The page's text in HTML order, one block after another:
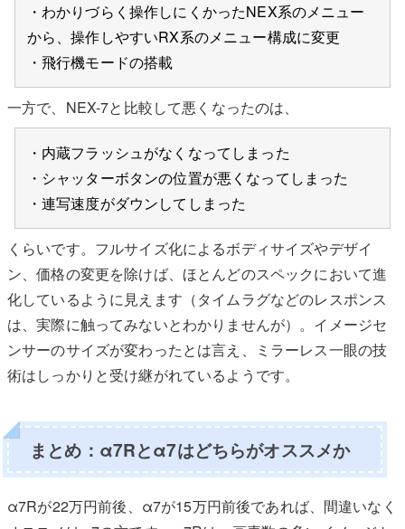
・わかりづらく操作しにくかったNEX系のメニュー
から、操作しやすいRX系のメニュー構成に変更
・飛行機モードの搭載
一方で、NEX-7と比較して悪くなったのは、
・内蔵フラッシュがなくなってしまった
・シャッターボタンの位置が悪くなってしまった
・連写速度がダウンしてしまった
くらいです。フルサイズ化によるボディサイズやデザイ
ン、価格の変更を除けば、ほとんどのスペックにおいて進
化しているように見えます（タイムラグなどのレスポンス
は、実際に触ってみないとわかりませんが）。イメージセ
ンサーのサイズが変わったとは言え、ミラーレス一眼の技
術はしっかりと受け継がれているようです。
まとめ：α7Rとα7はどちらがオススメか
α7Rが22万円前後、α7が15万円前後であれば、間違いなく